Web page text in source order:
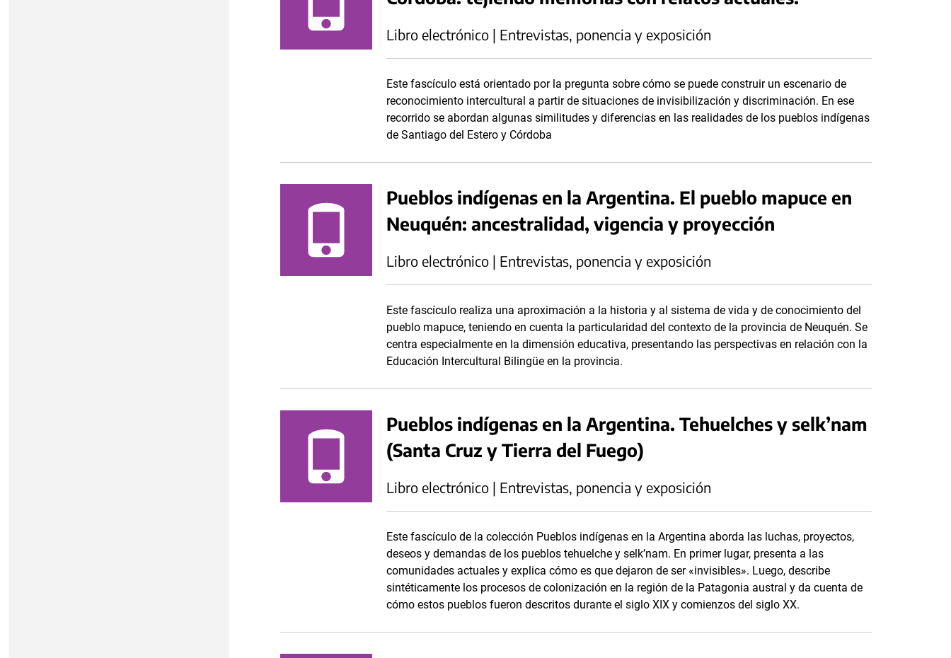
Libro electrónico | Entrevistas, ponencia y exposición
Este fascículo está orientado por la pregunta sobre cómo se puede construir un escenario de
reconocimiento intercultural a partir de situaciones de invisibilización y discriminación. En ese
recorrido se abordan algunas similitudes y diferencias en las realidades de los pueblos indígenas
de Santiago del Estero y Córdoba
Pueblos indígenas en la Argentina. El pueblo mapuce en
Neuquén: ancestralidad, vigencia y proyección
Libro electrónico | Entrevistas, ponencia y exposición
Este fascículo realiza una aproximación a la historia y al sistema de vida y de conocimiento del
pueblo mapuce, teniendo en cuenta la particularidad del contexto de la provincia de Neuquén. Se
centra especialmente en la dimensión educativa, presentando las perspectivas en relación con la
Educación Intercultural Bilingüe en la provincia.
Pueblos indígenas en la Argentina. Tehuelches y selk’nam
(Santa Cruz y Tierra del Fuego)
Libro electrónico | Entrevistas, ponencia y exposición
Este fascículo de la colección Pueblos indígenas en la Argentina aborda las luchas, proyectos,
deseos y demandas de los pueblos tehuelche y selk’nam. En primer lugar, presenta a las
comunidades actuales y explica cómo es que dejaron de ser «invisibles». Luego, describe
sintéticamente los procesos de colonización en la región de la Patagonia austral y da cuenta de
cómo estos pueblos fueron descritos durante el siglo XIX y comienzos del siglo XX.